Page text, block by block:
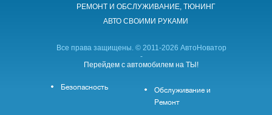
РЕМОНТ И ОБСЛУЖИВАНИЕ, ТЮНИНГ
АВТО CВОИМИ РУКАМИ
Все права защищены. © 2011-2026 АвтоНоватор
-
Перейдем с автомобилем на ТЫ!
Безопасность
Обслуживание и
Ремонт